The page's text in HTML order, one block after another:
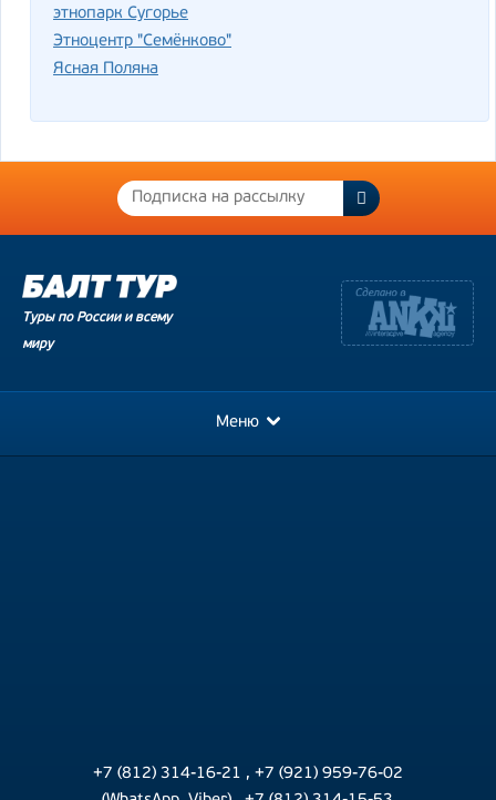
этнопарк Сугорье
Этноцентр "Семёнково"
Ясная Поляна
Туры по России и всему
миру
Меню
+7 (812) 314-16-21 , +7 (921) 959-76-02